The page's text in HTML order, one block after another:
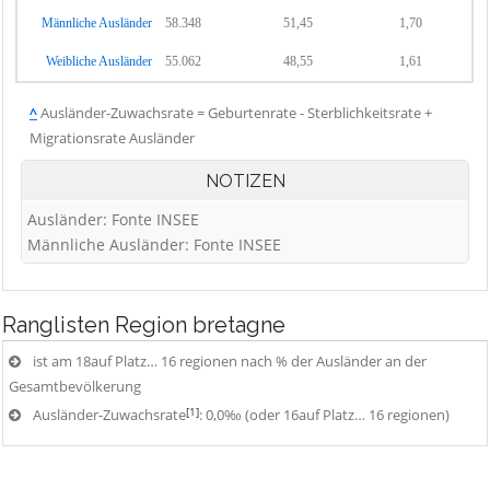
Männliche Ausländer 58.348 51,45 1,70
Weibliche Ausländer 55.062 48,55 1,61
^Ausländer-Zuwachsrate = Geburtenrate - Sterblichkeitsrate +
Migrationsrate Ausländer
NOTIZEN
Ausländer: Fonte INSEE
Männliche Ausländer: Fonte INSEE
Ranglisten Region bretagne
ist am 18auf Platz… 16 regionen nach % der Ausländer an der
Gesamtbevölkerung
Ausländer-Zuwachsrate[1]: 0,0‰ (oder 16auf Platz… 16 regionen)